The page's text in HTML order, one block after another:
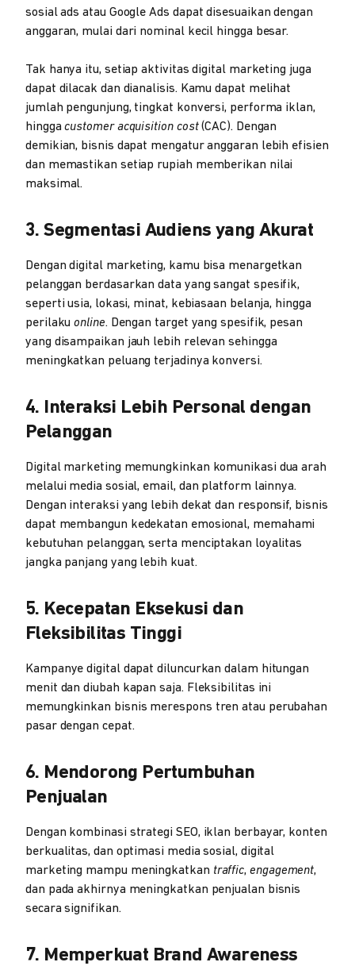
sosial ads atau Google Ads dapat disesuaikan dengan
anggaran, mulai dari nominal kecil hingga besar.
Tak hanya itu, setiap aktivitas digital marketing juga
dapat dilacak dan dianalisis. Kamu dapat melihat
jumlah pengunjung, tingkat konversi, performa iklan,
hinggacustomer acquisition cost(CAC). Dengan
demikian, bisnis dapat mengatur anggaran lebih efisien
dan memastikan setiap rupiah memberikan nilai
maksimal.
3. Segmentasi Audiens yang Akurat
Dengan digital marketing, kamu bisa menargetkan
pelanggan berdasarkan data yang sangat spesifik,
seperti usia, lokasi, minat, kebiasaan belanja, hingga
perilakuonline. Dengan target yang spesifik, pesan
yang disampaikan jauh lebih relevan sehingga
meningkatkan peluang terjadinya konversi.
4. Interaksi Lebih Personal dengan
Pelanggan
Digital marketing memungkinkan komunikasi dua arah
melalui media sosial, email, dan platform lainnya.
Dengan interaksi yang lebih dekat dan responsif, bisnis
dapat membangun kedekatan emosional, memahami
kebutuhan pelanggan, serta menciptakan loyalitas
jangka panjang yang lebih kuat.
5. Kecepatan Eksekusi dan
Fleksibilitas Tinggi
Kampanye digital dapat diluncurkan dalam hitungan
menit dan diubah kapan saja. Fleksibilitas ini
memungkinkan bisnis merespons tren atau perubahan
pasar dengan cepat.
6. Mendorong Pertumbuhan
Penjualan
Dengan kombinasi strategi SEO, iklan berbayar, konten
berkualitas, dan optimasi media sosial, digital
marketing mampu meningkatkan traffic, engagement,
dan pada akhirnya meningkatkan penjualan bisnis
secara signifikan.
7. Memperkuat Brand Awareness